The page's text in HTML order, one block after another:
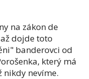
na zákon de
dojde toto
banderovci od
který má
nikdy nevíme.